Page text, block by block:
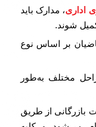
اداری، مدارک باید
شوند.
بر اساس نوع
مختلف به‌طور
بازرگانی از طریق